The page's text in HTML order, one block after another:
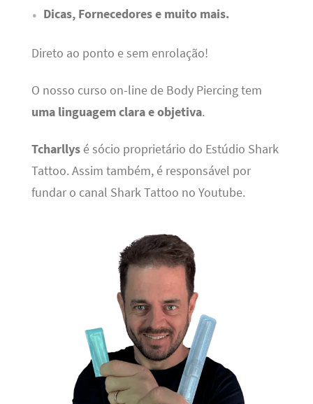
Dicas, Fornecedores e muito mais.
Direto ao ponto e sem enrolação!
O nosso curso on-line de Body Piercing tem
uma linguagem clara e objetiva.
Tcharllysé sócio proprietário do Estúdio Shark
Tattoo. Assim também, é responsável por
fundar o canal Shark Tattoo no Youtube.